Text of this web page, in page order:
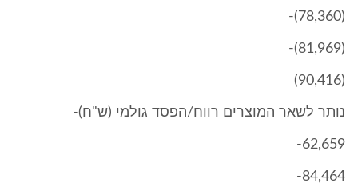
(78,360)-
(81,969)-
(90,416)
נותר לשאר המוצרים רווח/הפסד גולמי (ש"ח)-
62,659-
84,464-